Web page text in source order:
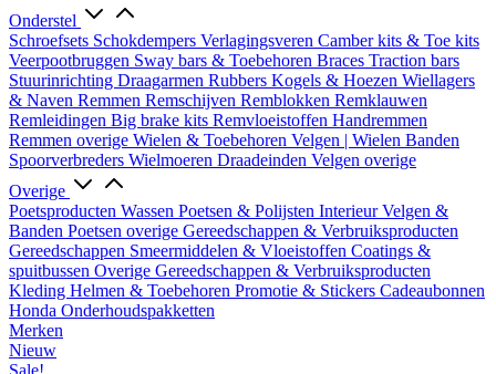
Onderstel
Schroefsets Schokdempers Verlagingsveren Camber kits & Toe kits
Veerpootbruggen Sway bars & Toebehoren Braces Traction bars
Stuurinrichting Draagarmen Rubbers Kogels & Hoezen Wiellagers
& Naven Remmen Remschijven Remblokken Remklauwen
Remleidingen Big brake kits Remvloeistoffen Handremmen
Remmen overige Wielen & Toebehoren Velgen | Wielen Banden
Spoorverbreders Wielmoeren Draadeinden Velgen overige
Overige
Poetsproducten Wassen Poetsen & Polijsten InterieurVelgen &
Banden Poetsen overige Gereedschappen & Verbruiksproducten
Gereedschappen Smeermiddelen & Vloeistoffen Coatings &
spuitbussen Overige Gereedschappen & Verbruiksproducten
Kleding Helmen & Toebehoren Promotie & Stickers Cadeaubonnen
Honda Onderhoudspakketten
Merken
Nieuw
Sale!